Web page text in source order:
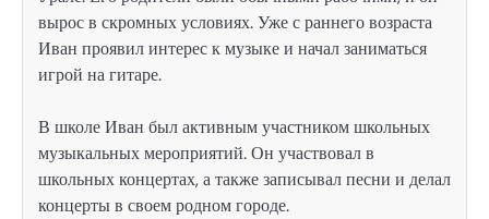
вырос в скромных условиях. Уже с раннего возраста
Иван проявил интерес к музыке и начал заниматься
игрой на гитаре.
В школе Иван был активным участником школьных
музыкальных мероприятий. Он участвовал в
школьных концертах, а также записывал песни и делал
концерты в своем родном городе.